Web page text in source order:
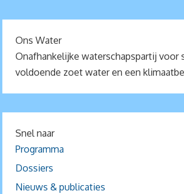
Ons Water
Onafhankelijke waterschapspartij voor
voldoende zoet water en een
Snel naar
Programma
Dossiers
Nieuws & publicaties